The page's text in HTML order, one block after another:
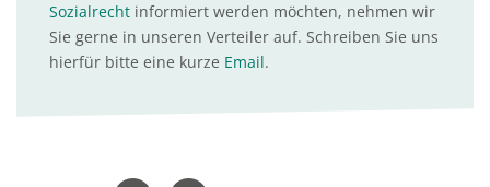
Sozialrecht informiert werden möchten, nehmen wir
Sie gerne in unseren Verteiler auf. Schreiben Sie uns
hierfür bitte eine kurze Email.